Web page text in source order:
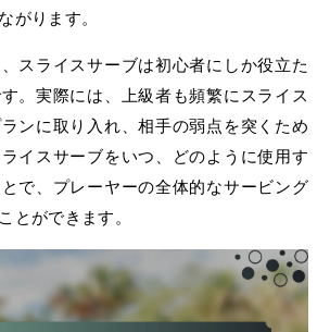
がります。
スライスサーブは初心者にしか役立た
。実際には、上級者も頻繁にスライス
ンに取り入れ、相手の弱点を突くため
イスサーブをいつ、どのように使用す
で、プレーヤーの全体的なサービング
とができます。